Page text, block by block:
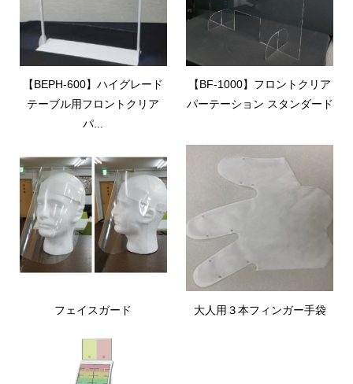
【BEPH-600】ハイグレード
テーブル用フロントクリア
パ...
【BF-1000】フロントクリア
パーテーション スタンダード
フェイスガード 大人用３本フィンガー手袋